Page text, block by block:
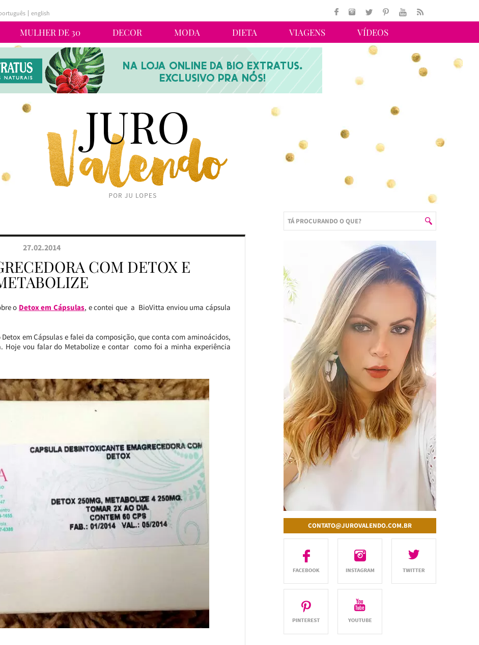
MULHER DE 30 DECOR MODA DIETA VIAGENS VÍDEOS
english
27.02.2014
COM DETOX E
o Detox em Cápsulas, e contei que a BioVitta enviou uma cápsula
em Cápsulas e falei da composição, que conta com aminoácidos,
Hoje vou falar do Metabolize e contar como foi a minha experiência
CONTATO@JUROVALENDO.COM.BR